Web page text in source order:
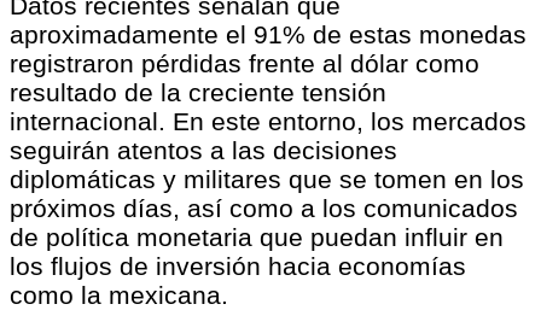
aproximadamente el 91% de estas monedas
registraron pérdidas frente al dólar como
resultado de la creciente tensión
internacional. En este entorno, los mercados
seguirán atentos a las decisiones
diplomáticas y militares que se tomen en los
próximos días, así como a los comunicados
de política monetaria que puedan influir en
los flujos de inversión hacia economías
como la mexicana.